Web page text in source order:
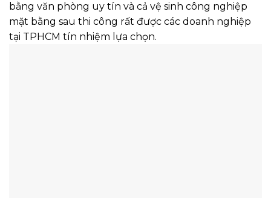
bằng văn phòng uy tín và cả vệ sinh công nghiệp
mặt bằng sau thi công rất được các doanh nghiệp
tại TPHCM tín nhiệm lựa chọn.